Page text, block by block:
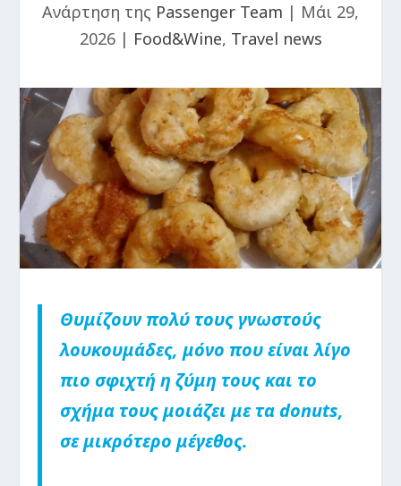
Ανάρτηση της Passenger Team | Μάι 29,
2026| Food&Wine, Travel news
Θυμίζουν πολύ τους γνωστούς
λουκουμάδες, μόνο που είναι λίγο
πιο σφιχτή η ζύμη τους και το
σχήμα τους μοιάζει με τα donuts,
σε μικρότερο μέγεθος.